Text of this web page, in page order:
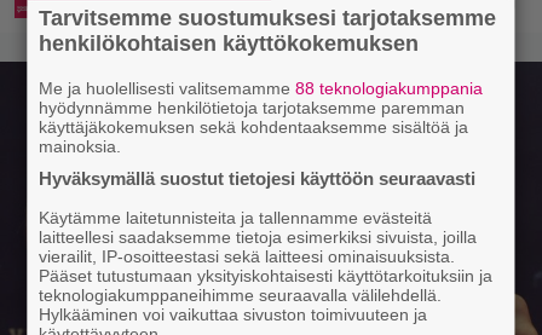
Tarvitsemme suostumuksesi tarjotaksemme
henkilökohtaisen käyttökokemuksen
Me ja huolellisesti valitsemamme88 teknologiakumppania
hyödynnämme henkilötietoja tarjotaksemme paremman
käyttäjäkokemuksen sekä kohdentaaksemme sisältöä ja
mainoksia.
Hyväksymällä suostut tietojesi käyttöön seuraavasti
Käytämme laitetunnisteita ja tallennamme evästeitä
laitteellesi saadaksemme tietoja esimerkiksi sivuista, joilla
vierailit, IP-osoitteestasi sekä laitteesi ominaisuuksista.
Pääset tutustumaan yksityiskohtaisesti käyttötarkoituksiin ja
teknologiakumppaneihimme seuraavalla välilehdellä.
Hylkääminen voi vaikuttaa sivuston toimivuuteen ja